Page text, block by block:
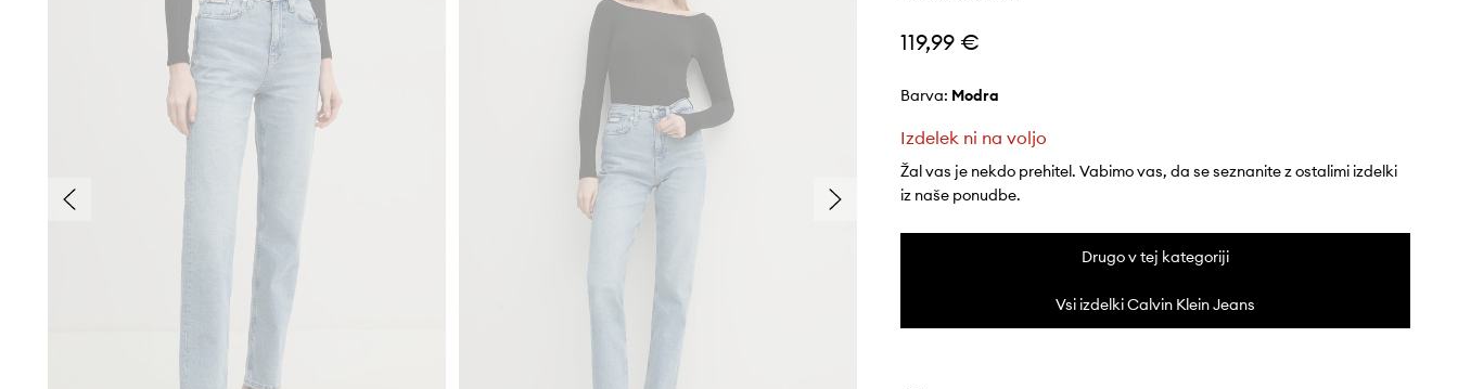
119,99 €
Barva: modra
Izdelek ni na voljo
Žal vas je nekdo prehitel. Vabimo vas, da se seznanite z ostalimi izdelki
iz naše ponudbe.
Drugo v tej kategoriji
Vsi izdelki Calvin Klein Jeans